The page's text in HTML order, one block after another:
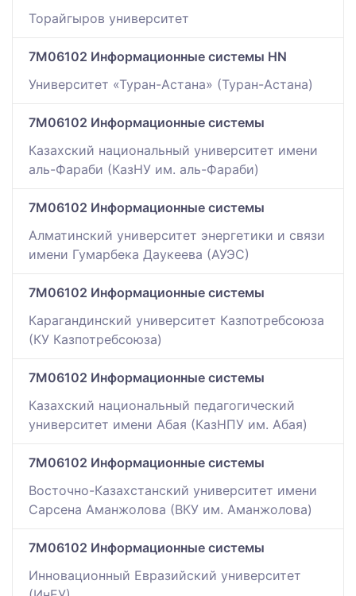
Торайгыров университет
7M06102 Информационные системы HN
Университет «Туран-Астана» (Туран-Астана)
7M06102 Информационные системы
Казахский национальный университет имени
аль-Фараби (КазНУ им. аль-Фараби)
7M06102 Информационные системы
Алматинский университет энергетики и связи
имени Гумарбека Даукеева (АУЭС)
7M06102 Информационные системы
Карагандинский университет Казпотребсоюза
(КУ Казпотребсоюза)
7M06102 Информационные системы
Казахский национальный педагогический
университет имени Абая (КазНПУ им. Абая)
7M06102 Информационные системы
Восточно-Казахстанский университет имени
Сарсена Аманжолова (ВКУ им. Аманжолова)
7M06102 Информационные системы
Инновационный Евразийский университет